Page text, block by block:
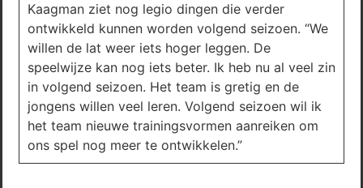
Kaagman ziet nog legio dingen die verder
ontwikkeld kunnen worden volgend seizoen. “We
willen de lat weer iets hoger leggen. De
speelwijze kan nog iets beter. Ik heb nu al veel zin
in volgend seizoen. Het team is gretig en de
jongens willen veel leren. Volgend seizoen wil ik
het team nieuwe trainingsvormen aanreiken om
ons spel nog meer te ontwikkelen.”